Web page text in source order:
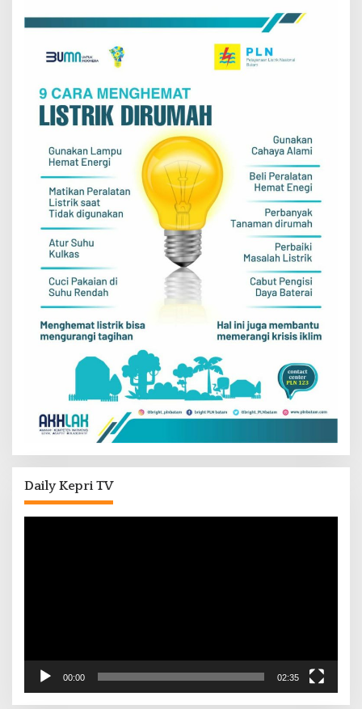
Daily Kepri TV
00:00 02:35